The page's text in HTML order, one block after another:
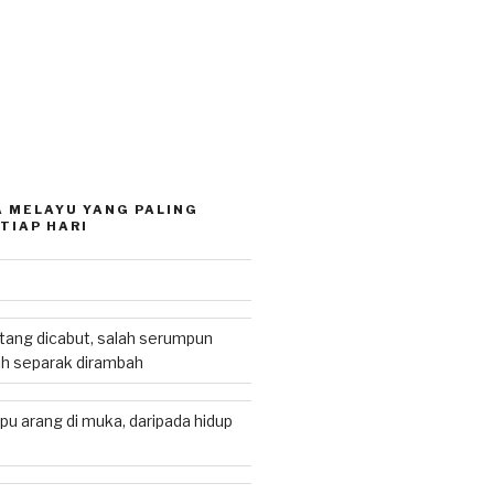
MELAYU YANG PALING
HARI
dicabut, salah serumpun
separak dirambah
arang di muka, daripada hidup